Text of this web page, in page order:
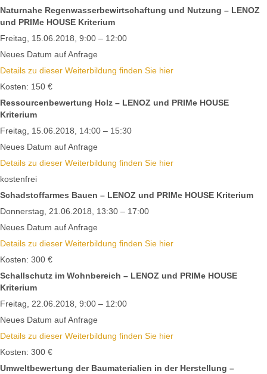
Naturnahe Regenwasserbewirtschaftung und Nutzung – LENOZ
und PRIMe HOUSE Kriterium
Freitag, 15.06.2018, 9:00 – 12:00
Neues Datum auf Anfrage
Details zu dieser Weiterbildung finden Sie hier
Kosten: 150 €
Ressourcenbewertung Holz – LENOZ und PRIMe HOUSE
Kriterium
Freitag, 15.06.2018, 14:00 – 15:30
Neues Datum auf Anfrage
Details zu dieser Weiterbildung finden Sie hier
kostenfrei
Schadstoffarmes Bauen – LENOZ und PRIMe HOUSE Kriterium
Donnerstag, 21.06.2018, 13:30 – 17:00
Neues Datum auf Anfrage
Details zu dieser Weiterbildung finden Sie hier
Kosten: 300 €
Schallschutz im Wohnbereich – LENOZ und PRIMe HOUSE
Kriterium
Freitag, 22.06.2018, 9:00 – 12:00
Neues Datum auf Anfrage
Details zu dieser Weiterbildung finden Sie hier
Kosten: 300 €
Umweltbewertung der Baumaterialien in der Herstellung –